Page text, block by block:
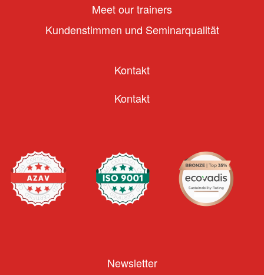
Meet our trainers
Kundenstimmen und Seminarqualität
Kontakt
Kontakt
Newsletter